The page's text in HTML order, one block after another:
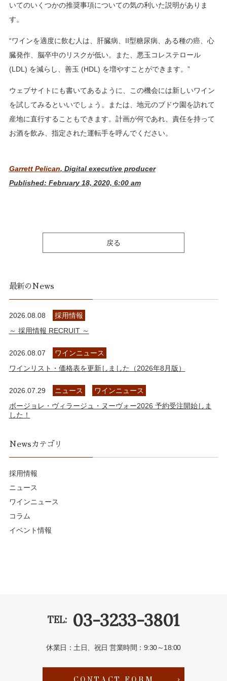
いてのいくつかの推奨事項についての気の利いた説明がありま
す。
“ワインを適度に飲む人は、肝臓病、II型糖尿病、ある種の癌、心
臓発作、脳卒中のリスクが低い。また、悪玉コレステロール
(LDL) を減らし、善玉 (HDL) を増やすことができます。”
ウェブサイトにも書いてあるように、この機会には新しいワイン
を試してみるといいでしょう。または、地元のブドウ園を訪れて
産地に直行することもできます。計画が何であれ、責任を持って
お酒を飲み、指定された運転手を呼んでください。
Garrett Pelican, Digital executive producer
Published: February 18, 2020, 6:00 am
戻る
最新のNews
2026.08.08
採用情報
～ 採用情報 RECRUIT ～
2026.08.07
ワインニュース
ワインリスト・価格表を更新しました（2026年8月版）
2026.07.29 ニュース
ワインニュース
ボージョレ・ヴィラージュ・ヌーヴォー2026 予約受注開始しま
した！
Newsカテゴリ
採用情報
ニュース
ワインニュース
コラム
イベント情報
TEL: 03-3233-3801
休業日：土日、祝日営業時間：9:30～18:00